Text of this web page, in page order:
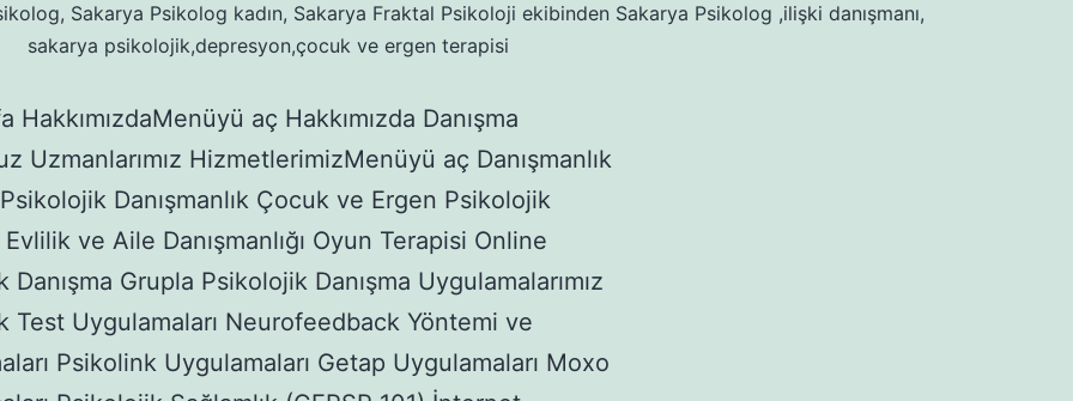
Sakarya Psikolog kadın, Sakarya Fraktal Psikoloji ekibinden Sakarya Psikolog ,ilişki danışmanı,
sakarya psikolojik,depresyon,çocuk ve ergen terapisi
HakkımızdaMenüyü aç Hakkımızda Danışma
Uzmanlarımız HizmetlerimizMenüyü aç Danışmanlık
Danışmanlık Çocuk ve Ergen Psikolojik
Evlilik ve Aile Danışmanlığı Oyun Terapisi Online
Danışma Grupla Psikolojik Danışma Uygulamalarımız
Test Uygulamaları Neurofeedback Yöntemi ve
Psikolink Uygulamaları Getap Uygulamaları Moxo